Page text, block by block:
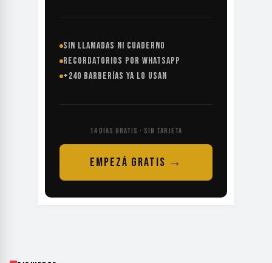
SIN LLAMADAS NI CUADERNO
RECORDATORIOS POR WHATSAPP
+240 BARBERÍAS YA LO USAN
14 DÍAS GRATIS · SIN TARJETA
EMPEZÁ GRATIS →